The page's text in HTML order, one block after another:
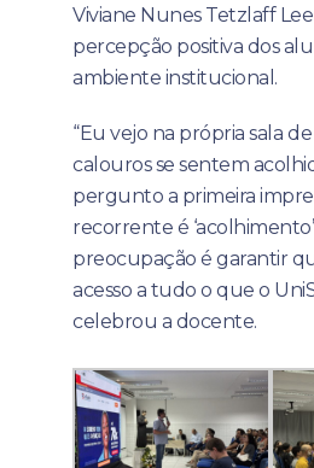
Viviane Nunes Tetzlaff
percepção positiva dos
ambiente institucional.
“Eu vejo na própria sala
calouros se sentem
pergunto a primeira
recorrente é
preocupação é garantir
acesso a tudo o que o
celebrou a docente.